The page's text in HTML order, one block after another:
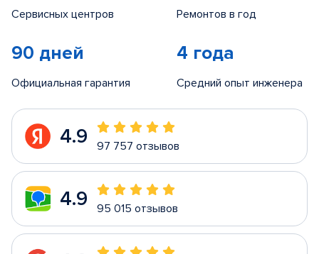
Сервисных центров Ремонтов в год
90 дней
Официальная гарантия
4 года
Средний опыт инженера
4.9 97 757 отзывов
4.9 95 015 отзывов